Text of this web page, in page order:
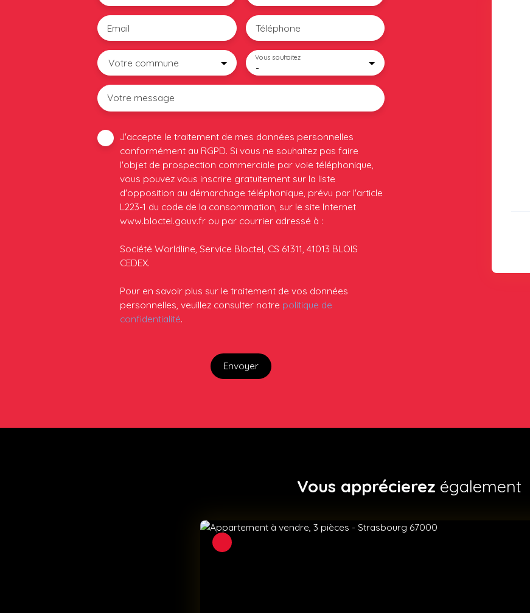
Email Téléphone
Votre commune -
Vous souhaitez
Votre message
J'accepte le traitement de mes données personnelles
conformément au RGPD. Si vous ne souhaitez pas faire
l'objet de prospection commerciale par voie téléphonique,
vous pouvez vous inscrire gratuitement sur la liste
d'opposition au démarchage téléphonique, prévu par l'article
L223-1 du code de la consommation, sur le site Internet
www.bloctel.gouv.fr ou par courrier adressé à :
Société Worldline, Service Bloctel, CS 61311, 41013 BLOIS
CEDEX.
Pour en savoir plus sur le traitement de vos données
personnelles, veuillez consulter notre politique de
confidentialité.
Envoyer
Vous apprécierez également